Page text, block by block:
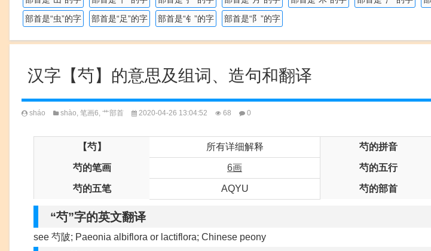
部首是“虫”的字
部首是“足”的字 部首是“钅”的字 部首是“阝”的字
汉字【芍】的意思及组词、造句和翻译
sháo shào, 笔画6, 艹部首 2020-04-26 13:04:52 68 0
【芍】 所有详细解释 芍的拼音
芍的笔画 6画 芍的五行
芍的五笔 AQYU 芍的部首
“芍”字的英文翻译
see 芍陂; Paeonia albiflora or lactiflora; Chinese peony